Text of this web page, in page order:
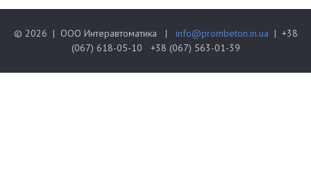
© 2026 | ООО Интеравтоматика | info@prombeton.in.ua | +38
(067) 618-05-10 +38 (067) 563-01-39